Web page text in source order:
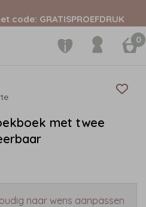
code: GRATISPROEFDRUK
0
met twee
naar wens aanpassen